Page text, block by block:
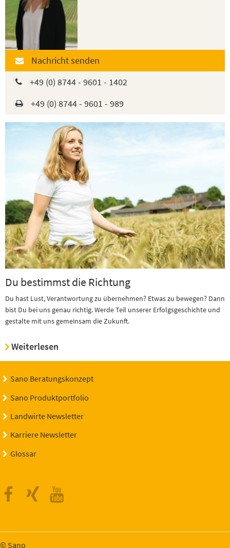
Nachricht senden
+49 (0) 8744 - 9601 - 1402
+49 (0) 8744 - 9601 - 989
Du bestimmst die Richtung
Du hast Lust, Verantwortung zu übernehmen? Etwas zu bewegen? Dann
bist Du bei uns genau richtig. Werde Teil unserer Erfolgsgeschichte und
gestalte mit uns gemeinsam die Zukunft.
Weiterlesen
Sano Beratungskonzept
Sano Produktportfolio
Landwirte Newsletter
Karriere Newsletter
Glossar
Facebook
Xing
© Sano